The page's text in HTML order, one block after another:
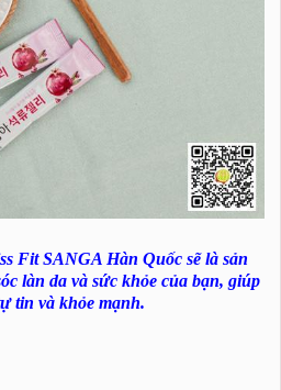
Fit SANGA Hàn Quốc sẽ là sản
làn da và sức khỏe của bạn, giúp
tin và khỏe mạnh.